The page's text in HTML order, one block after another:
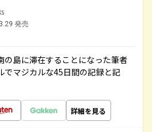
発売
の島に滞在することになった筆者
でマジカルな45日間の記録と記
詳細を見る